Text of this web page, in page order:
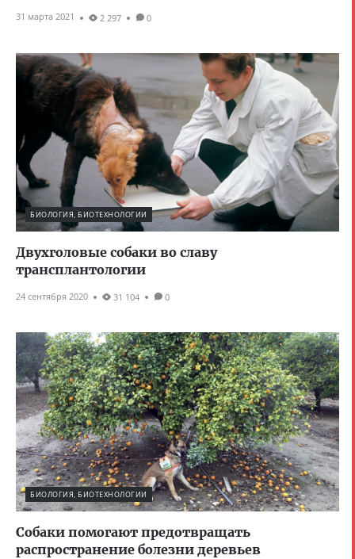
31 марта 2021 2 297 0
БИОЛОГИЯ, БИОТЕХНОЛОГИИ
Двухголовые собаки во славу
трансплантологии
24 сентября 2020 31 104 0
БИОЛОГИЯ, БИОТЕХНОЛОГИИ
Собаки помогают предотвращать
распространение болезни деревьев